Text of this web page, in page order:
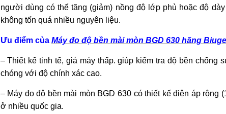
người dùng có thể tăng (giảm) nồng độ lớp phủ hoặc độ
không tốn quá nhiều nguyên liệu.
Ưu điểm của Máy đo độ bền mài mòn BGD 630 hãng
– Thiết kế tinh tế, giá máy thấp. giúp kiểm tra độ bền chống
chóng với độ chính xác cao.
– Máy đo độ bền mài mòn BGD 630 có thiết kế điện áp rộng
ở nhiều quốc gia.